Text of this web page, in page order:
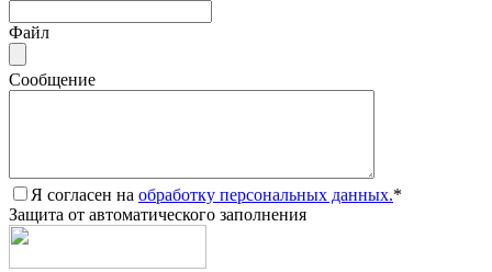
Файл
Сообщение
Я согласен на обработку персональных данных.*
Защита от автоматического заполнения